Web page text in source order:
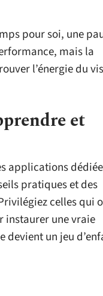
pour soi, une
mais la
l’énergie du
et
applications
pratiques et des
celles qui
instaurer une vraie
devient un jeu